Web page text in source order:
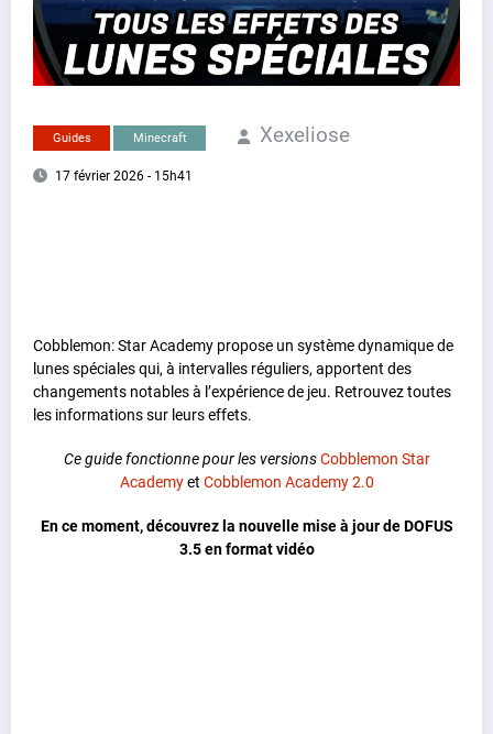
Guides Minecraft Xexeliose
17 février 2026 - 15h41
Cobblemon: Star Academy propose un système dynamique de
lunes spéciales qui, à intervalles réguliers, apportent des
changements notables à l’expérience de jeu. Retrouvez toutes
les informations sur leurs effets.
Ce guide fonctionne pour les versionsCobblemon Star
Academyet Cobblemon Academy 2.0
En ce moment, découvrez la nouvelle mise à jour de DOFUS
3.5 en format vidéo